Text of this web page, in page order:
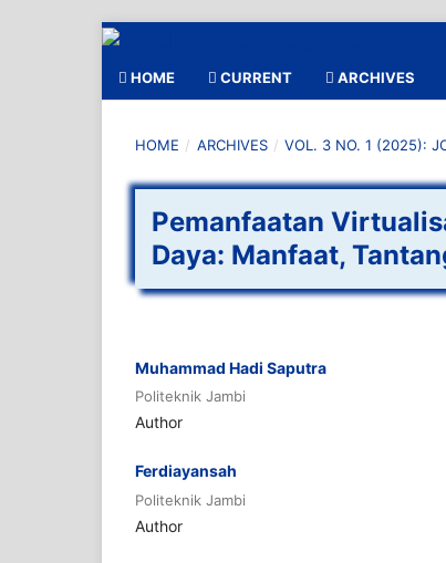
HOME CURRENT ARCHIVES
HOME / ARCHIVES / VOL. 3 NO. 1 (2025):
Pemanfaatan
Daya: Manfaat,
Muhammad Hadi Saputra
Politeknik Jambi
Author
Ferdiayansah
Politeknik Jambi
Author